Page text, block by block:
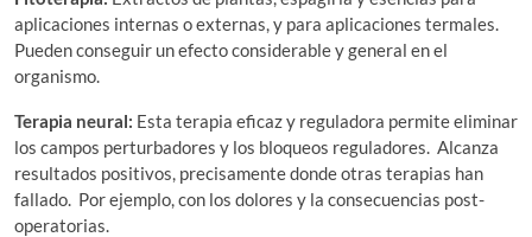
aplicaciones internas o externas, y para aplicaciones termales.
Pueden conseguir un efecto considerable y general en el
organismo.
Terapia neural: Esta terapia eficaz y reguladora permite eliminar
los campos perturbadores y los bloqueos reguladores. Alcanza
resultados positivos, precisamente donde otras terapias han
fallado. Por ejemplo, con los dolores y la consecuencias post-
operatorias.